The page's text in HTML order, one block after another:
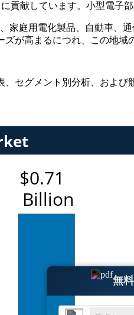
無
貢献しています。小型電子
家庭用電化製品、自動車、
が高まるにつれ、この地
、セグメント別分析、および